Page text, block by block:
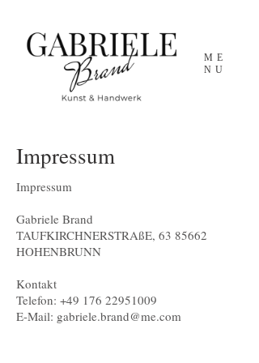
ME
NU
Impressum
Impressum
Gabriele Brand
TAUFKIRCHNERSTRAßE, 63 85662
HOHENBRUNN
Kontakt
Telefon: +49 176 22951009
E-Mail: gabriele.brand@me.com